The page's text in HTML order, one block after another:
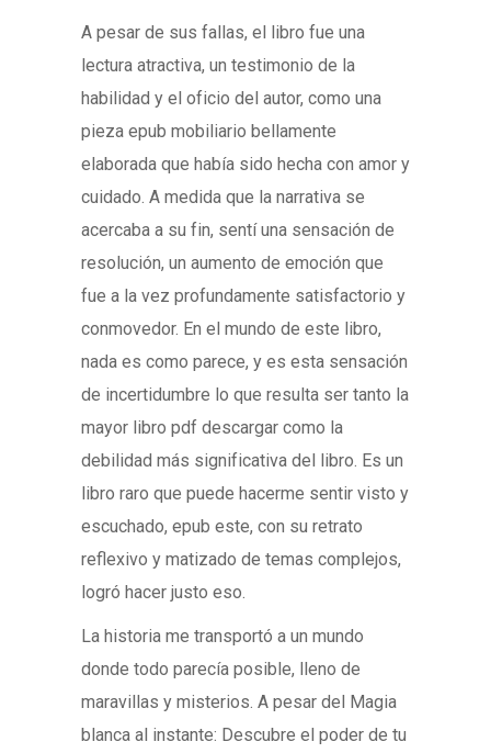
A pesar de sus fallas, el libro fue una
lectura atractiva, un testimonio de la
habilidad y el oficio del autor, como una
pieza epub mobiliario bellamente
elaborada que había sido hecha con amor y
cuidado. A medida que la narrativa se
acercaba a su fin, sentí una sensación de
resolución, un aumento de emoción que
fue a la vez profundamente satisfactorio y
conmovedor. En el mundo de este libro,
nada es como parece, y es esta sensación
de incertidumbre lo que resulta ser tanto la
mayor libro pdf descargar como la
debilidad más significativa del libro. Es un
libro raro que puede hacerme sentir visto y
escuchado, epub este, con su retrato
reflexivo y matizado de temas complejos,
logró hacer justo eso.
La historia me transportó a un mundo
donde todo parecía posible, lleno de
maravillas y misterios. A pesar del Magia
blanca al instante: Descubre el poder de tu